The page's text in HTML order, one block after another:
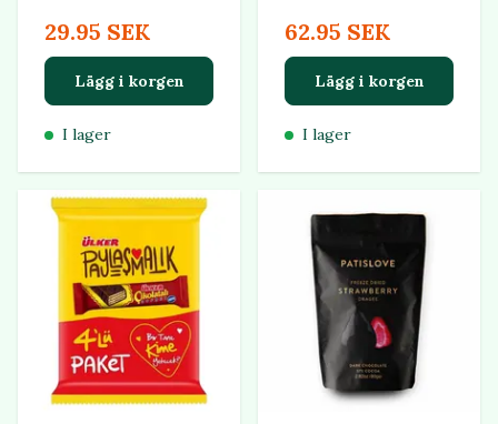
29.95 SEK
Lägg i korgen
I lager
62.95 SEK
Lägg i korgen
I lager